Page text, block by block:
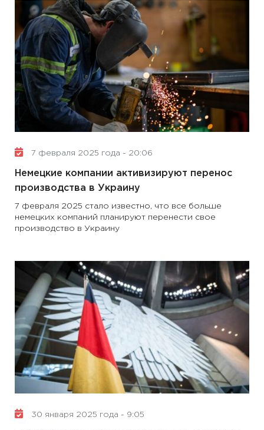
7 февраля 2025 года - 20:06
Немецкие компании активизируют перенос
производства в Украину
7 февраля 2025 стало известно, что все больше
немецких компаний планируют перенести свое
производство в Украину
30 января 2025 года - 9:05